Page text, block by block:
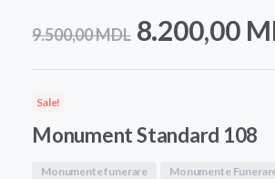
9.500,00MDL Prețul
inițial
fost:
9.500,00
8.200,00
Sale!
Monument Standard 108
Monumente funerare Monumente